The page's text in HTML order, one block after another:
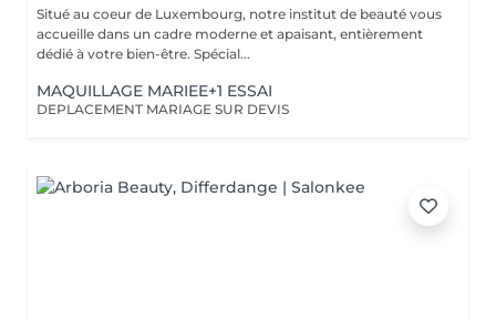
Situé au coeur de Luxembourg, notre institut de beauté vous
accueille dans un cadre moderne et apaisant, entièrement
dédié à votre bien-être. Spécial...
MAQUILLAGE MARIEE+1 ESSAI
DEPLACEMENT MARIAGE SUR DEVIS